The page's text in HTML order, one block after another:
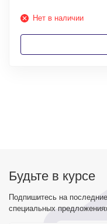
Нет в наличии
Будьте в курсе
Подпишитесь на
специальных